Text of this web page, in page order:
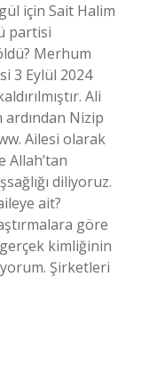
için Sait Halim
partisi
Merhum
3 Eylül 2024
Ali
ardından Nizip
Ailesi olarak
Allah’tan
diliyoruz.
ait?
göre
gerçek kimliğinin
Şirketleri